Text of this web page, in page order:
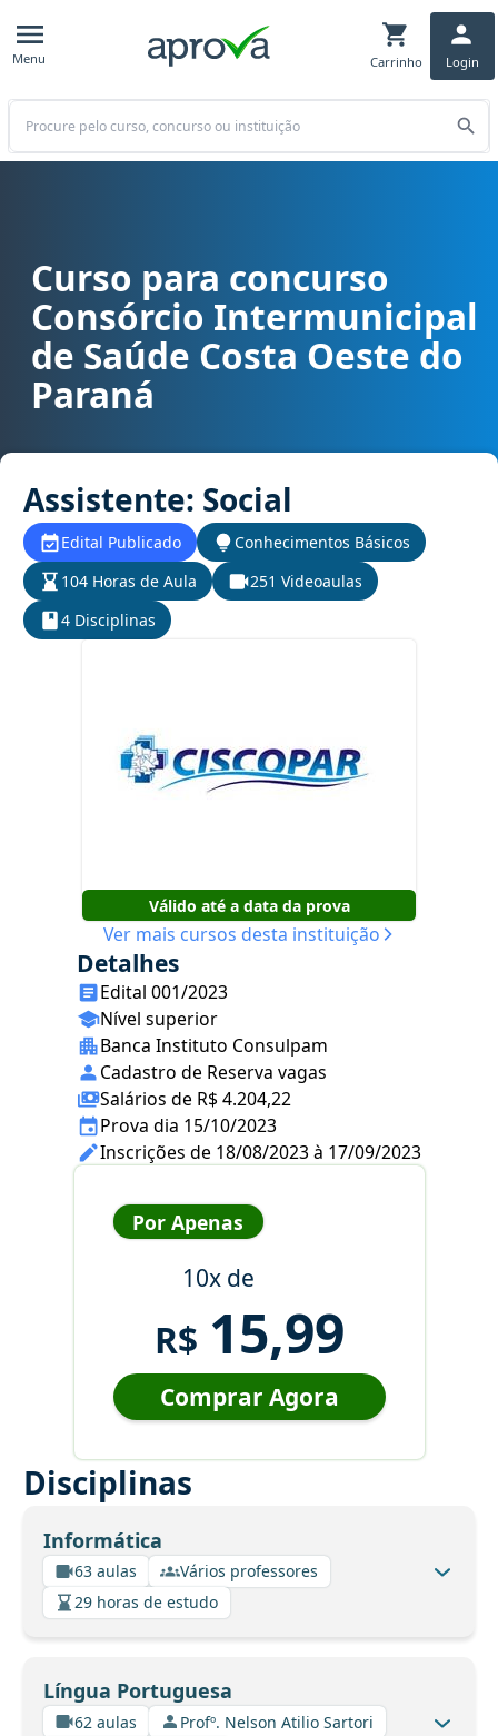
Menu Carrinho Login
Buscar
Curso para concurso CISCOPAR - Consórcio Intermunicipal de
Curso para concurso
Consórcio Intermunicipal
de Saúde Costa Oeste do
Paraná
Assistente: Social
Edital Publicado
Conhecimentos Básicos
104 Horas de Aula
251 Videoaulas
4 Disciplinas
Válido até a data da prova
Ver mais cursos desta instituição
Detalhes
Edital 001/2023
Nível superior
Banca Instituto Consulpam
Cadastro de Reserva vagas
Salários de R$ 4.204,22
Prova dia 15/10/2023
Inscrições de 18/08/2023 à 17/09/2023
Por Apenas
10x de
R$ 15,99
Comprar Agora
Disciplinas
Informática
63 aulas
Vários professores
29 horas de estudo
Língua Portuguesa
62 aulas
Profº. Nelson Atilio Sartori